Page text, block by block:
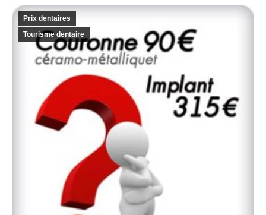
Prix dentaires
Tourisme dentaire